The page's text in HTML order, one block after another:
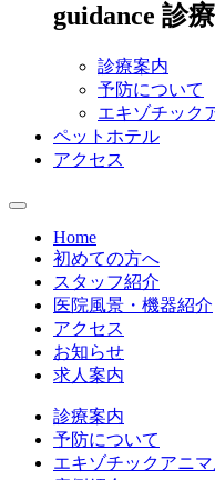
guidance 診
診療案内
予防について
エキゾチック
ペットホテル
アクセス
Home
初めての方へ
スタッフ紹介
医院風景・機器紹介
アクセス
お知らせ
求人案内
診療案内
予防について
エキゾチックアニ